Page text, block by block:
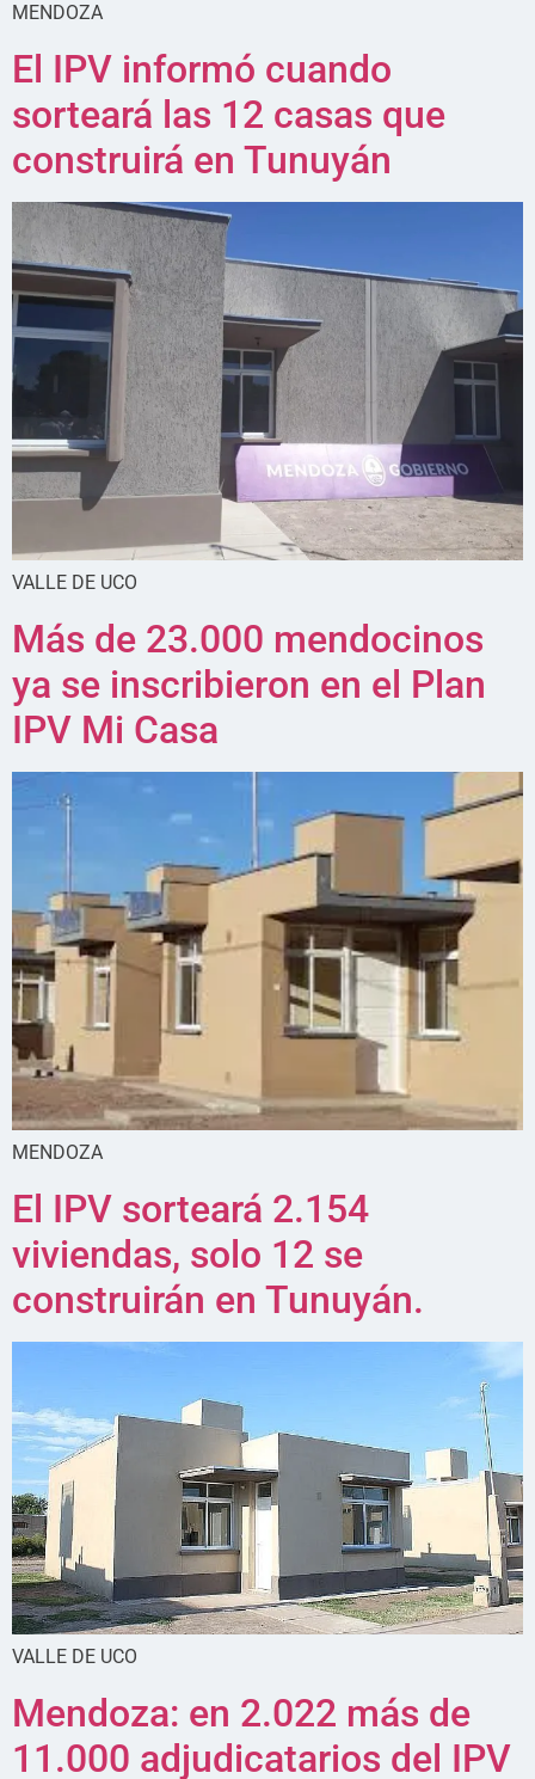
MENDOZA
El IPV informó cuando
sorteará las 12 casas que
construirá en Tunuyán
VALLE DE UCO
Más de 23.000 mendocinos
ya se inscribieron en el Plan
IPV Mi Casa
MENDOZA
El IPV sorteará 2.154
viviendas, solo 12 se
construirán en Tunuyán.
VALLE DE UCO
Mendoza: en 2.022 más de
11.000 adjudicatarios del IPV